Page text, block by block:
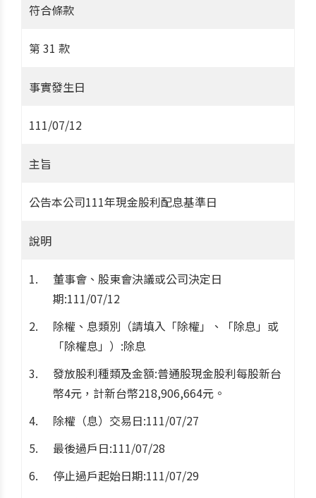
符合條款
第 31 款
事實發生日
111/07/12
主旨
公告本公司111年現金股利配息基準日
說明
董事會、股東會決議或公司決定日
期:111/07/12
除權、息類別（請填入「除權」、「除息」或
「除權息」）:除息
發放股利種類及金額:普通股現金股利每股新台
幣4元，計新台幣218,906,664元。
除權（息）交易日:111/07/27
最後過戶日:111/07/28
停止過戶起始日期:111/07/29